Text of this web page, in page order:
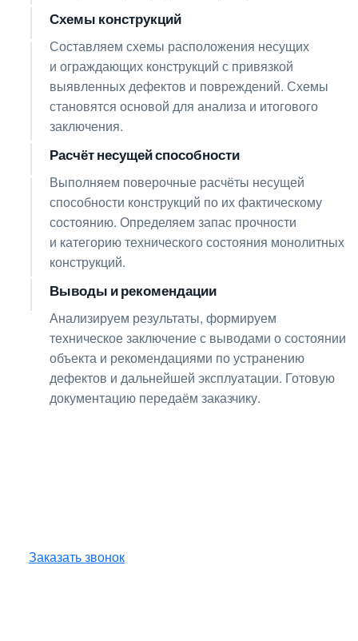
Схемы конструкций
Составляем схемы расположения несущих
и ограждающих конструкций с привязкой
выявленных дефектов и повреждений. Схемы
становятся основой для анализа и итогового
заключения.
Расчёт несущей способности
Выполняем поверочные расчёты несущей
способности конструкций по их фактическому
состоянию. Определяем запас прочности
и категорию технического состояния монолитных
конструкций.
Выводы и рекомендации
Анализируем результаты, формируем
техническое заключение с выводами о состоянии
объекта и рекомендациями по устранению
дефектов и дальнейшей эксплуатации. Готовую
документацию передаём заказчику.
Заказать звонок